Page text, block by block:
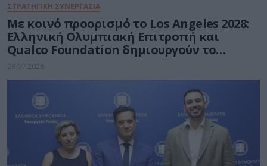
ΣΤΡΑΤΗΓΙΚΗ ΣΥΝΕΡΓΑΣΙΑ
Με κοινό προορισμό το Los Angeles 2028:
Ελληνική Ολυμπιακή Επιτροπή και
Qualco Foundation δημιουργούν το
Ελληνικό Ολυμπιακό Σπίτι
28.07.2026